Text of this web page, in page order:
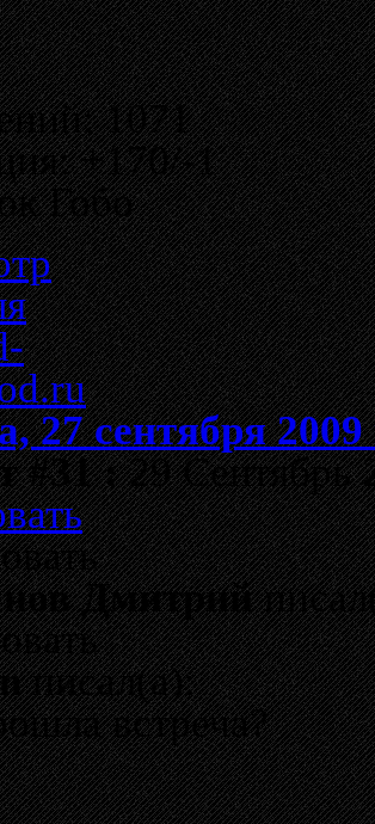
1071
+170/-1
Гобо
27 сентября 2009
#31 :29 Сентябрь
Дмитрий
писал(а):
встреча?